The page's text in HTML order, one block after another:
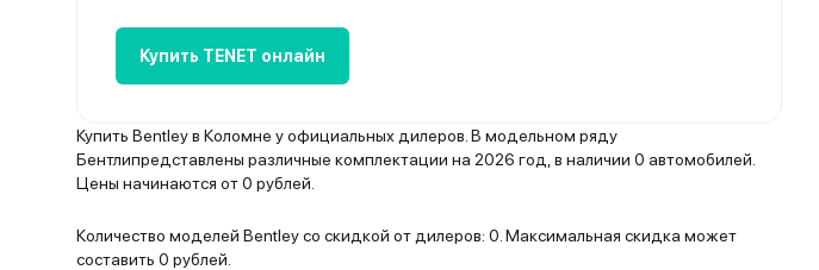
Купить TENET онлайн
Купить Bentley в Коломне у официальных дилеров. В модельном ряду
Бентлипредставлены различные комплектации на 2026 год, в наличии 0 автомобилей.
Цены начинаются от 0 рублей.
Количество моделей Bentley со скидкой от дилеров: 0. Максимальная скидка может
составить 0 рублей.